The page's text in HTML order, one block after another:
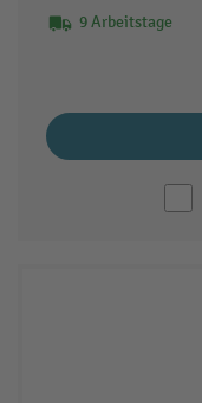
9 Arbeitstage